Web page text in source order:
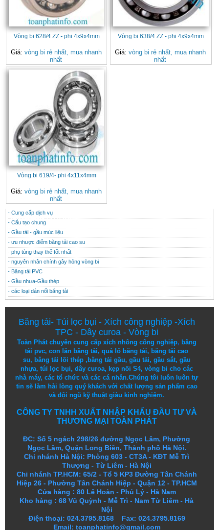
Vòng bi 628/4 ZZ - phi 4x9x4mm
Giá: vòng bi rẻ nhất, mua nhanh
nhất
Vòng bi 638/4 ZZ - phi 4x9x4mm
Giá: vòng bi rẻ nhất, mua nhanh
nhất
Vòng bi 619/4- phi 4x11x4mm
Giá: vòng bi rẻ nhất, mua nhanh
nhất
CONTACT
THÔNG TIN HỮU ÍCH
- Cung cấp dịch vụ
- Cấu tạo chung
- Gầu tải - gầu múc liệu
- ưu nhược điểm băng tải cao su
- phụ tùng thay thế tốt nhất
- nguyên nhân chính gây hỏng vòng bi
- Băng tải PVC
- Gầu nhưa-Gầu thép
- các loại dán nối băng tải
Băng tải- Túi lọc bụi - Xích công nghiệp-Xích
TPC - Dây curoa - Vòng bi
Toàn Phát chuyên cung cấp xích nhông công nghiệp, băng
tải pvc,con lăn băng tải,quả lô băng tải, băng tải cao
su, băng tải lõi thép,băng tải gầu, gầu tải, gầu sắt, gầu
nhựa, túi lọc bụi, dây curoa, kẹp nối S4, vòng bi cho các
nhà máy, các tổ chức và các cá nhân.Chúng tôi luôn luôn tự
tin sẽ làm hài lòng quý khách với chất lượng sảnphẩm cao
và đội ngũ kỹ thuật giàu kinh nghiệm.
CÔNG TY TNHH XUẤT NHẬP KHẨU ĐẦU TƯ VÀ
THƯƠNG MẠI TOÀN PHÁT
ĐC: Số 5 ngách 298/26 đường Ngọc Lâm, Phường
Ngọc Lâm, Quận Long Biên, Thành phố Hà Nội.
Chi nhánh Hà Nội: Phòng 603 - CT3A - KĐT Mễ Trì
Thượng - Từ Liêm - Hà Nội
Chi nhánh TP.HCM: 65/2 - Tổ 5 KP3 Đường Tân Chánh
Hiệp 26 - Phường Tân Chánh Hiệp - Quận 12 - TP.HCM
Cửa hàng : 80 Lê Hoàn - Phủ Lý - Hà Nam
Kho hàng :68 Vũ Quỳnh - Mễ Trì - Nam Từ Liêm - Hà
Nội
Điện thoại: 024.3795.8168 Fax: 024.3795.8169
Email: toanphatinfo@gmail.com